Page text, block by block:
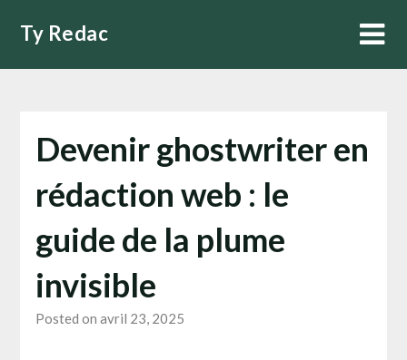
Ty Redac
Devenir ghostwriter en
rédaction web : le
guide de la plume
invisible
Posted on avril 23, 2025